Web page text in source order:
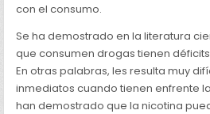
con el consumo.
Se ha demostrado en la literatura
que consumen drogas tienen
En otras palabras, les resulta muy
inmediatos cuando tienen enfrente
han demostrado que la nicotina